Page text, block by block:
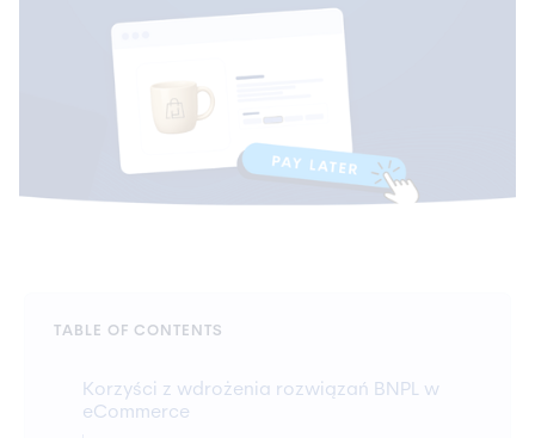
TABLE OF CONTENTS
Korzyści z wdrożenia rozwiązań BNPL w
eCommerce